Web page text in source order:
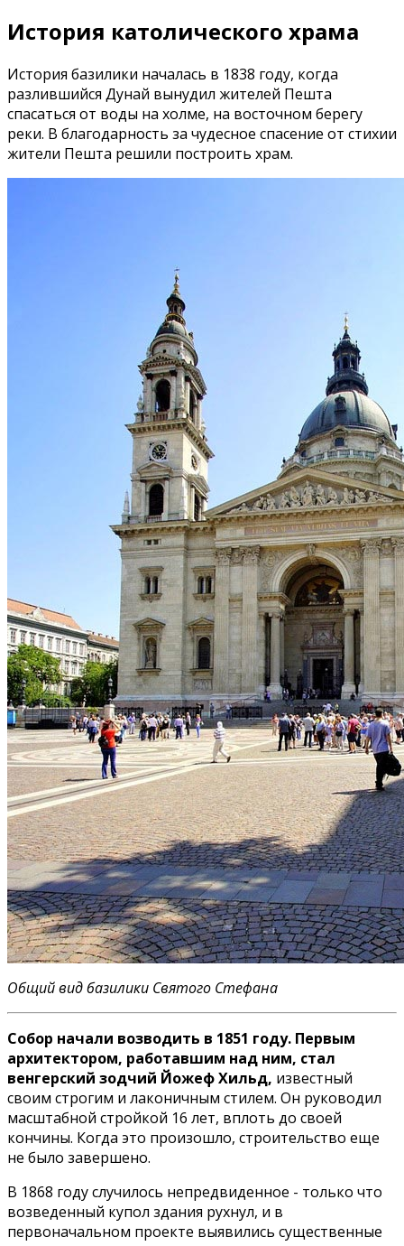
История католического храма
История базилики началась в 1838 году, когда
разлившийся Дунай вынудил жителей Пешта
спасаться от воды на холме, на восточном берегу
реки. В благодарность за чудесное спасение от стихии
жители Пешта решили построить храм.
Общий вид базилики Святого Стефана
Собор начали возводить в 1851 году. Первым
архитектором, работавшим над ним, стал
венгерский зодчий Йожеф Хильд, известный
своим строгим и лаконичным стилем. Он руководил
масштабной стройкой 16 лет, вплоть до своей
кончины. Когда это произошло, строительство еще
не было завершено.
В 1868 году случилось непредвиденное - только что
возведенный купол здания рухнул, и в
первоначальном проекте выявились существенные